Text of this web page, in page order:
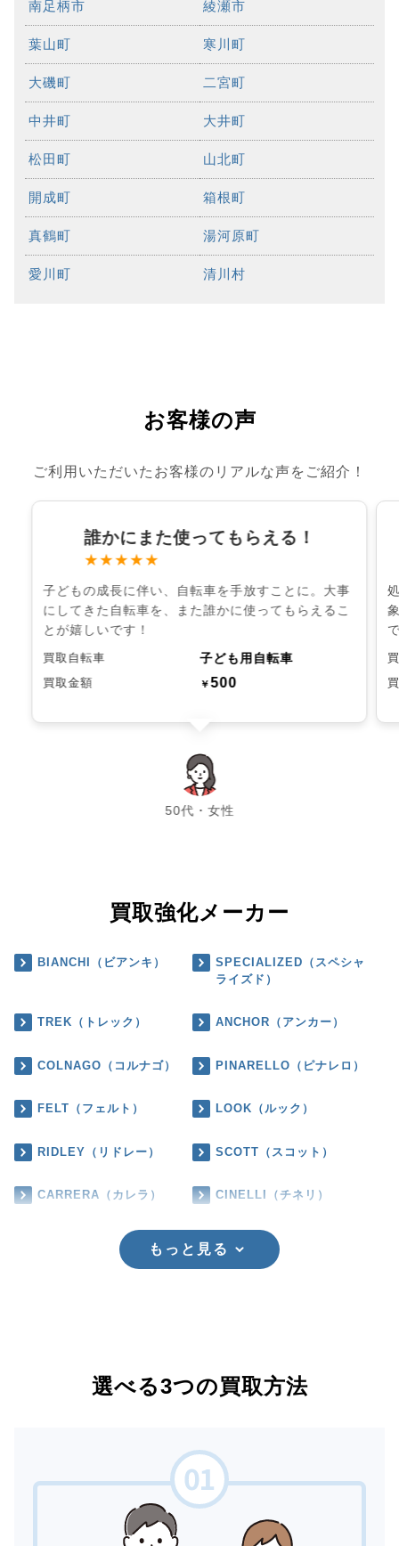
南足柄市 綾瀬市
葉山町 寒川町
大磯町 二宮町
中井町 大井町
松田町 山北町
開成町 箱根町
真鶴町 湯河原町
愛川町 清川村
お客様の声
ご利用いただいたお客様のリアルな声をご紹介！
誰かにまた使ってもらえる！
★★★★★
子どもの成長に伴い、自転車を手放すことに。大事
にしてきた自転車を、また誰かに使ってもらえるこ
とが嬉しいです！
買取自転車 子ども用自転車
買取金額 ￥500
50代・女性
chevron_left chevron_right
買取強化メーカー
BIANCHI（ビアンキ）
SPECIALIZED（スペシャ
ライズド）
TREK（トレック） ANCHOR（アンカー）
COLNAGO（コルナゴ） PINARELLO（ピナレロ）
FELT（フェルト） LOOK（ルック）
RIDLEY（リドレー） SCOTT（スコット）
CARRERA（カレラ） CINELLI（チネリ）
もっと見る
選べる3つの買取方法